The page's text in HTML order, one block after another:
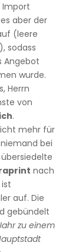
Import
aber der
(leere
sodass
Angebot
wurde.
Herrn
von
.
mehr für
bei
nach
auf. Die
gebündelt
zu einem